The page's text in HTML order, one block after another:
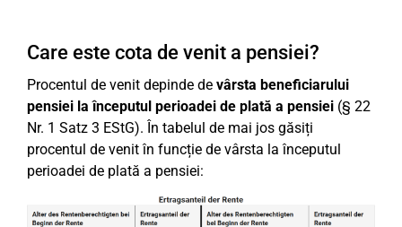
Care este cota de venit a pensiei?
Procentul de venit depinde de vârsta beneficiarului
pensiei la începutul perioadei de plată a pensiei (§ 22
Nr. 1 Satz 3 EStG). În tabelul de mai jos găsiți
procentul de venit în funcție de vârsta la începutul
perioadei de plată a pensiei: